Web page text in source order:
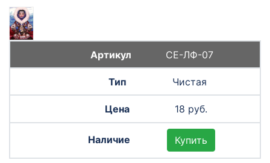
СЕ-ЛФ-07
Чистая
18 руб.
Купить